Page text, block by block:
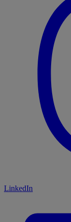
LinkedIn